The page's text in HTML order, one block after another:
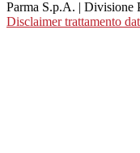
Parma S.p.A. | Divisione
Disclaimer trattamento